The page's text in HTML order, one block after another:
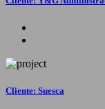
Cliente: Suesca